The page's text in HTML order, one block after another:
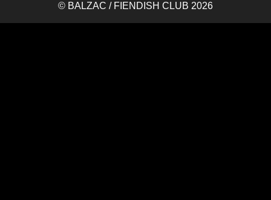
© BALZAC / FIENDISH CLUB 2026